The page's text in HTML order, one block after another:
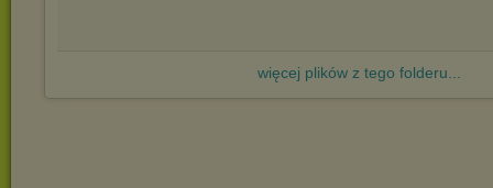
więcej plików z tego folderu...